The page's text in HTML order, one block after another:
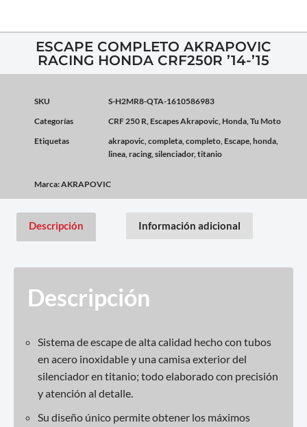
ESCAPE COMPLETO AKRAPOVIC
RACING HONDA CRF250R ’14-’15
SKU
S-H2MR8-QTA-1610586983
Categorías
CRF 250 R, Escapes Akrapovic, Honda,Tu Moto
Etiquetas
akrapovic,completa,completo, Escape,honda,
linea,racing,silenciador,titanio
Marca:AKRAPOVIC
Descripción Información adicional
Descripción
Sistema de escape de alta calidad hecho con tubos
en acero inoxidable y una camisa exterior del
silenciador en titanio; todo elaborado con precisión
y atención al detalle.
Su diseño único permite obtener los máximos